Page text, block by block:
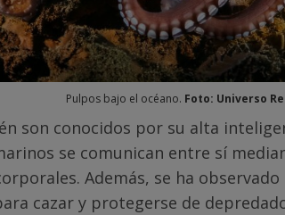
Pulpos bajo el océano. Foto: Universo
son conocidos por su alta
se comunican entre sí
Además, se ha
cazar y protegerse de